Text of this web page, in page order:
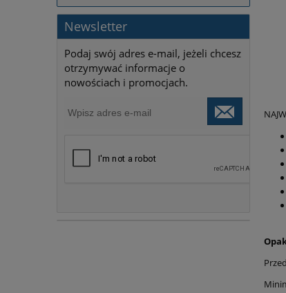
Newsletter
Podaj swój adres e-mail, jeżeli chcesz
otrzymywać informacje o
nowościach i promocjach.